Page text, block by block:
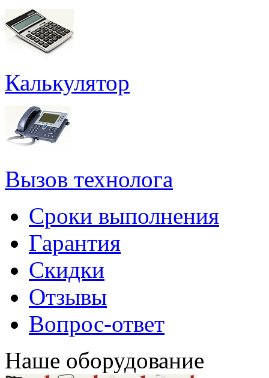
Калькулятор
Вызов технолога
Сроки выполнения
Гарантия
Скидки
Отзывы
Вопрос-ответ
Наше оборудование